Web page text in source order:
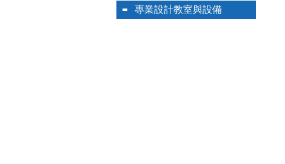
專業設計教室與設備